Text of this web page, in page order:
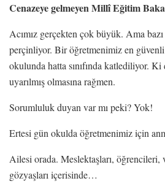
Cenazeye gelmeyen Millî Eğitim
Acımız gerçekten çok büyük. Ama bazı
perçinliyor. Bir öğretmenimiz en güvenli
okulunda hatta sınıfında katlediliyor.
uyarılmış olmasına rağmen.
Sorumluluk duyan var mı peki? Yok!
Ertesi gün okulda öğretmenimiz için
Ailesi orada. Meslektaşları,
gözyaşları içerisinde…